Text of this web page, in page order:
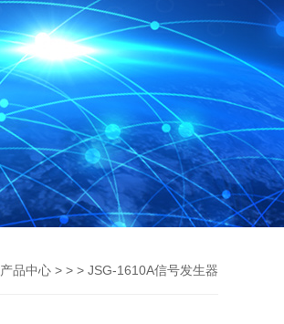
产品中心 > > > JSG-1610A信号发生器